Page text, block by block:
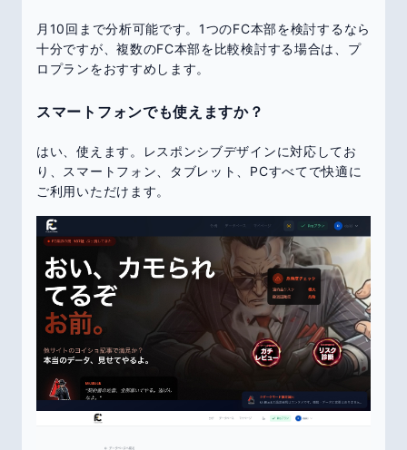
月10回まで分析可能です。1つのFC本部を検討するなら
十分ですが、複数のFC本部を比較検討する場合は、プ
ロプランをおすすめします。
スマートフォンでも使えますか？
はい、使えます。レスポンシブデザインに対応してお
り、スマートフォン、タブレット、PCすべてで快適に
ご利用いただけます。